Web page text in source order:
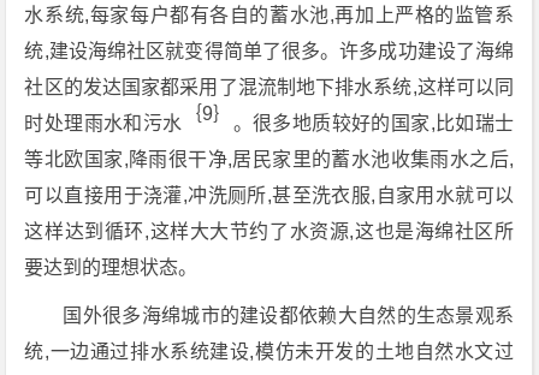
水系统,每家每户都有各自的蓄水池,再加上严格的监管系
统,建设海绵社区就变得简单了很多。许多成功建设了海绵
社区的发达国家都采用了混流制地下排水系统,这样可以同
时处理雨水和污水 ｛9｝ 。很多地质较好的国家,比如瑞士
等北欧国家,降雨很干净,居民家里的蓄水池收集雨水之后,
可以直接用于浇灌,冲洗厕所,甚至洗衣服,自家用水就可以
这样达到循环,这样大大节约了水资源,这也是海绵社区所
要达到的理想状态。
国外很多海绵城市的建设都依赖大自然的生态景观系
统,一边通过排水系统建设,模仿未开发的土地自然水文过